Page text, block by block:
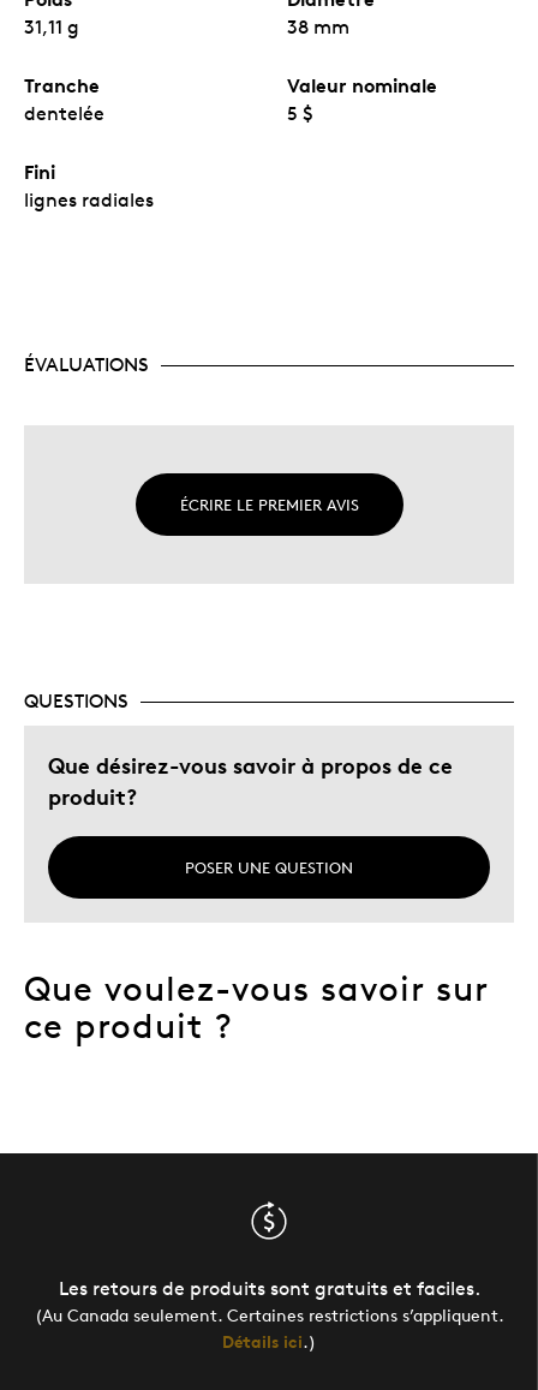
31,11 g 38 mm
Tranche
dentelée
Valeur nominale
5 $
Fini
lignes radiales
ÉVALUATIONS
ÉCRIRE LE PREMIER AVIS
QUESTIONS
Que désirez-vous savoir à propos de ce
produit?
POSER UNE QUESTION
Que voulez-vous savoir sur
ce produit ?
Les retours de produits sont gratuits et faciles.
(Au Canada seulement. Certaines restrictions s’appliquent.
Détails ici.)